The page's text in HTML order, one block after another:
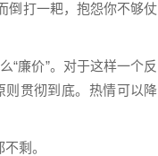
倒打一耙，抱怨你不够仗
“廉价”。对于这样一个反
则贯彻到底。热情可以降
剩。